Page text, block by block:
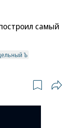
самый
Ъ